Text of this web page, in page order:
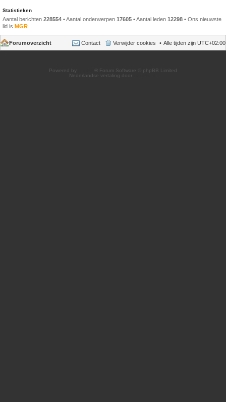
Statistieken
Aantal berichten 228554 • Aantal onderwerpen 17605 • Aantal leden 12298 • Ons nieuwste
lid is MGR
Forumoverzicht Alle tijden zijn UTC+02:00
Verwijder cookies
Contact
Powered by
® Forum Software © phpBB Limited
Nederlandse vertaling door